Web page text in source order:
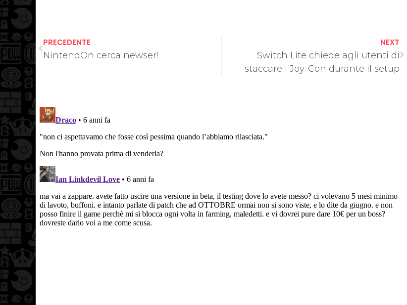
PRECEDENTE
NintendOn cerca newser!
NEXT
Switch Lite chiede agli utenti di
staccare i Joy-Con durante il setup